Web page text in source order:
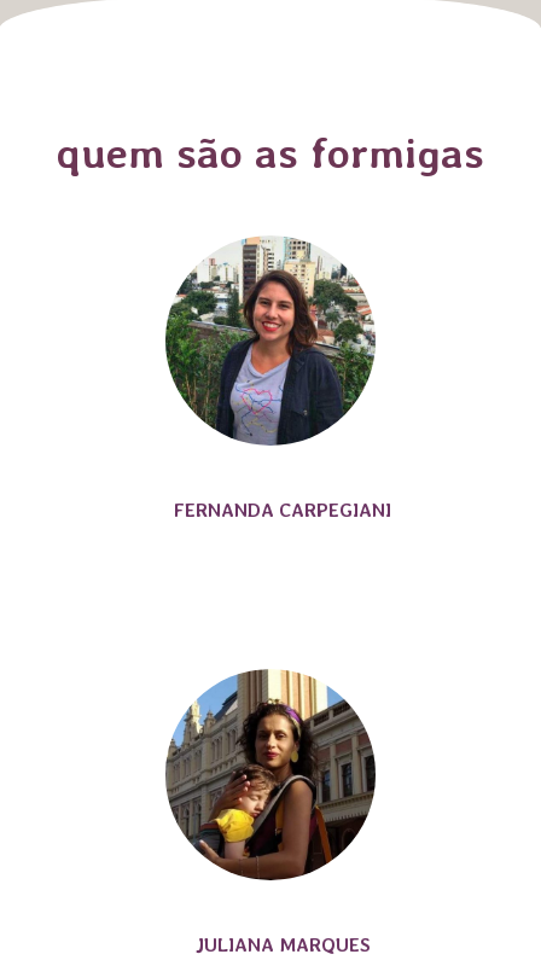
quem são as formigas
FERNANDA CARPEGIANI
JULIANA MARQUES